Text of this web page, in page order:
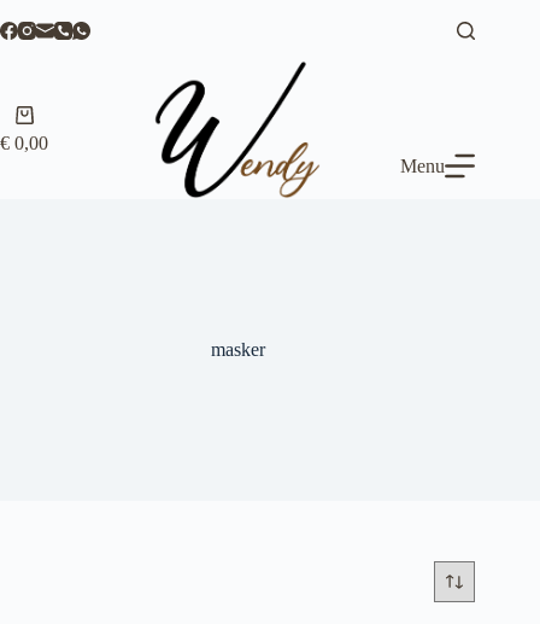
naar
Winkelwagen
€ 0,00
Menu
masker